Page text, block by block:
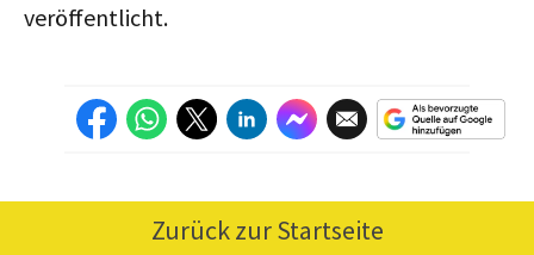
veröffentlicht.
Zurück zur Startseite